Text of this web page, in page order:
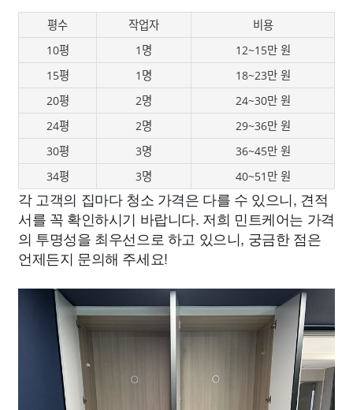
평수 작업자
비용
10평
1명
12~15만 원
15평
1명
18~23만 원
20평
2명
24~30만 원
24평
2명
29~36만 원
30평
3명
36~45만 원
34평
3명 40~51만 원
각 고객의 집마다 청소 가격은 다를 수 있으니, 견적
서를 꼭 확인하시기 바랍니다. 저희 민트케어는 가격
의 투명성을 최우선으로 하고 있으니, 궁금한 점은
언제든지 문의해 주세요!